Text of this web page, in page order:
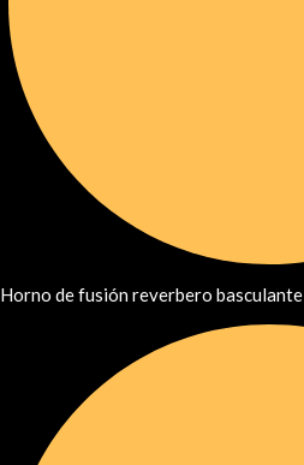
Horno de fusión reverbero basculante